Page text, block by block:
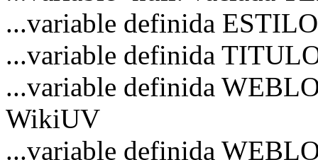
...variable definida
...variable definida
...variable definida
WikiUV
...variable definida